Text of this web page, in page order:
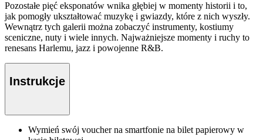
Pozostałe pięć eksponatów wnika głębiej w momenty historii i to,
jak pomogły ukształtować muzykę i gwiazdy, które z nich wyszły.
Wewnątrz tych galerii można zobaczyć instrumenty, kostiumy
sceniczne, nuty i wiele innych. Najważniejsze momenty i ruchy to
renesans Harlemu, jazz i powojenne R&B.
Instrukcje
Wymień swój voucher na smartfonie na bilet papierowy w